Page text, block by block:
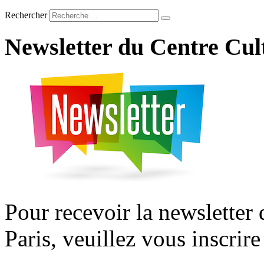
Rechercher
Newsletter du Centre
Pour recevoir la
Paris, veuillez vous